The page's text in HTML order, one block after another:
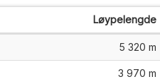
Løypelengde
5 320 m
3 970 m